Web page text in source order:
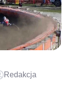
Redakcja